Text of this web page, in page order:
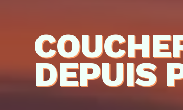
DEPUIS